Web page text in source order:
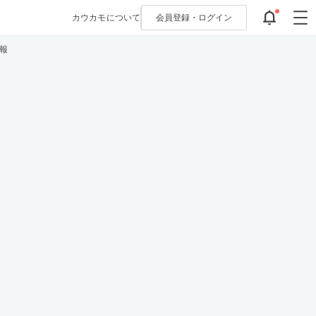
カウカモについて 会員登録・ ログイン